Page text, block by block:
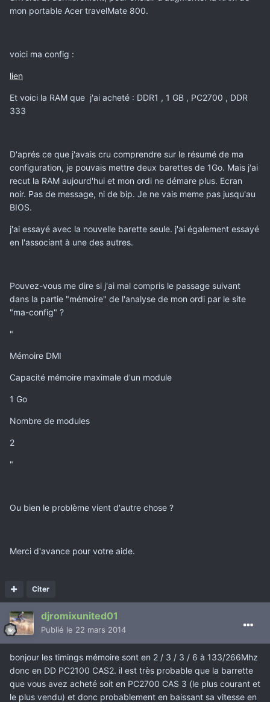
mon portable Acer travelMate 800.
voici ma config :
lien
Et voici la RAM que j'ai acheté : DDR1 , 1 GB , PC2700 , DDR
333
D'aprés ce que j'avais cru comprendre sur le résumé de ma
configuration, je pouvais mettre deux barettes de 1Go. Mais j'ai
recut la RAM aujourd'hui et mon ordi ne démare plus. Ecran
noir. Pas de message, ni de bip. Je ne vais meme pas jusqu'au
BIOS.
j'ai essayé avec la nouvelle barette seule. j'ai également essayé
en l'associant à une des autres.
Pouvez-vous me dire si j'ai mal compris le passage suivant
dans la partie "mémoire" de l'analyse de mon ordi par le site
"ma-config" ?
"
Mémoire DMI
Capacité mémoire maximale d'un module
1 Go
Nombre de modules
2
"
Ou bien le problème vient d'autre chose ?
Merci d'avance pour votre aide.
Citer
djromixunited01
Publié le 22 mars 2014
bonjour les timings mémoire sont en 2 / 3 / 3 / 6 à 133/266Mhz
donc en DD PC2100 CAS2. il est très probable que la barrette
que vous avez acheté soit en PC2700 CAS 3 (le plus courant et
le plus vendu) et donc probablement en baissant sa vitesse en